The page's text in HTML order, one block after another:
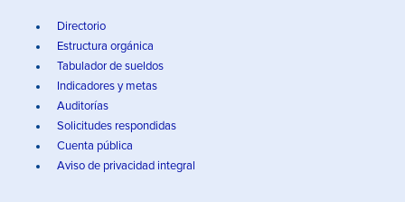
Directorio
Estructura orgánica
Tabulador de sueldos
Indicadores y metas
Auditorías
Solicitudes respondidas
Cuenta pública
Aviso de privacidad integral